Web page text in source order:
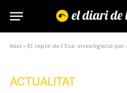
Inici » El repte de l’Eva: investigació per a la
ACTUALITAT